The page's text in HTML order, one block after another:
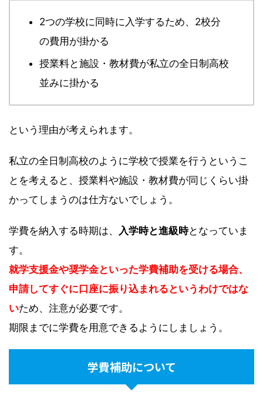
2つの学校に同時に入学するため、2校分
の費用が掛かる
授業料と施設・教材費が私立の全日制高校
並みに掛かる
という理由が考えられます。
私立の全日制高校のように学校で授業を行うというこ
とを考えると、授業料や施設・教材費が同じくらい掛
かってしまうのは仕方ないでしょう。
学費を納入する時期は、 入学時と進級時となっていま
す。
就学支援金や奨学金といった学費補助を受ける場合、
申請してすぐに口座に振り込まれるというわけではな
いため、注意が必要です。
期限までに学費を用意できるようにしましょう。
学費補助について